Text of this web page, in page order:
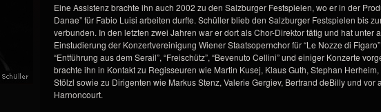
Eine Assistenz brachte ihn auch 2002 zu den Salzburger Festspielen, wo er in der
Danae” für Fabio Luisi arbeiten durfte. Schüller blieb den Salzburger Festspielen bis
verbunden. In den letzten zwei Jahren war er dort als Chor-Direktor tätig und hat unter
Einstudierung der Konzertvereinigung Wiener Staatsopernchor für “Le Nozze di
“Entführung aus dem Serail”, “Freischütz”, “Bevenuto Cellini” und einiger Konzerte
brachte ihn in Kontakt zu Regisseuren wie Martin Kusej, Klaus Guth, Stephan
Stölzl sowie zu Dirigenten wie Markus Stenz, Valerie Gergiev, Bertrand deBilly und vor
Harnoncourt.